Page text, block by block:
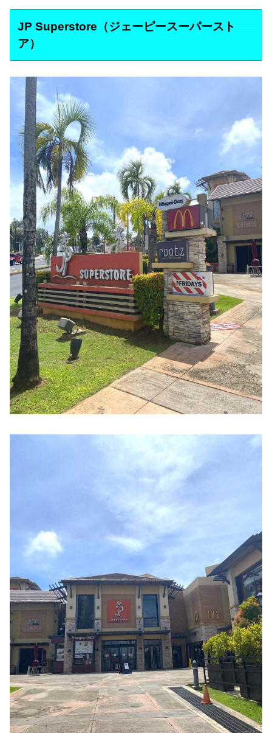
JP Superstore（ジェーピースーパースト
ア）